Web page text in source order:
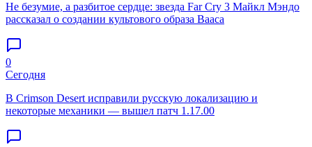
Не безумие, а разбитое сердце: звезда Far Cry 3 Майкл Мэндо
рассказал о создании культового образа Вааса
0
Сегодня
В Crimson Desert исправили русскую локализацию и
некоторые механики — вышел патч 1.17.00